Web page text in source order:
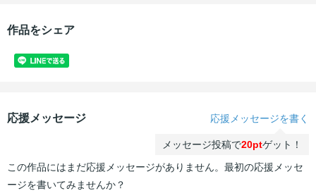
作品をシェア
応援メッセージ 応援メッセージを書く
メッセージ投稿で20ptゲット！
この作品にはまだ応援メッセージがありません。最初の応援メッセ
ージを書いてみませんか？